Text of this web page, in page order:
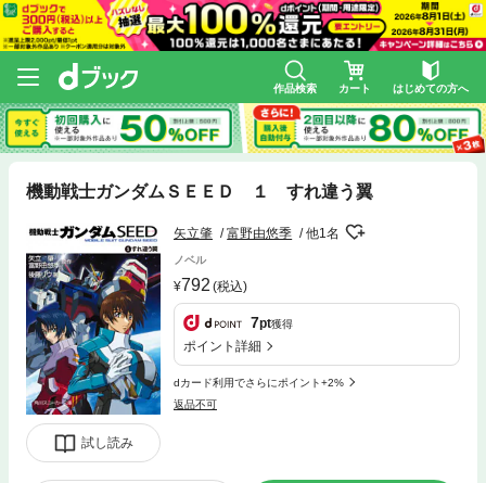
作品検索 カート はじめての方へ
機動戦士ガンダムＳＥＥＤ １ すれ違う翼
試し読み
矢立肇 富野由悠季 他1名
ノベル
792 (税込)
7pt獲得
ポイント詳細
dカード利用でさらにポイント+2%
返品不可